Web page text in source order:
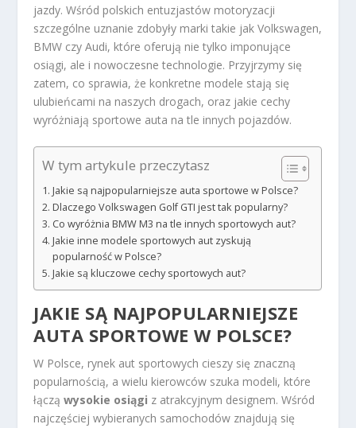
jazdy. Wśród polskich entuzjastów motoryzacji
szczególne uznanie zdobyły marki takie jak Volkswagen,
BMW czy Audi, które oferują nie tylko imponujące
osiągi, ale i nowoczesne technologie. Przyjrzymy się
zatem, co sprawia, że konkretne modele stają się
ulubieńcami na naszych drogach, oraz jakie cechy
wyróżniają sportowe auta na tle innych pojazdów.
W tym artykule przeczytasz
Jakie są najpopularniejsze auta sportowe w Polsce?
Dlaczego Volkswagen Golf GTI jest tak popularny?
Co wyróżnia BMW M3 na tle innych sportowych aut?
Jakie inne modele sportowych aut zyskują
popularność w Polsce?
Jakie są kluczowe cechy sportowych aut?
JAKIE SĄ NAJPOPULARNIEJSZE
AUTA SPORTOWE W POLSCE?
W Polsce, rynek aut sportowych cieszy się znaczną
popularnością, a wielu kierowców szuka modeli, które
łącząwysokie osiągi z atrakcyjnym designem. Wśród
najczęściej wybieranych samochodów znajdują się